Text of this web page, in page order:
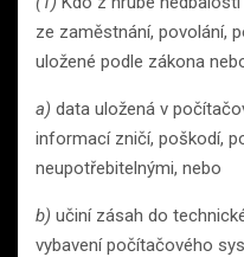
ze zaměstnání, povolání,
uložené podle zákona
a) data uložená v
informací zničí, poškodí,
neupotřebitelnými, nebo
b) učiní zásah do
vybavení počítačového